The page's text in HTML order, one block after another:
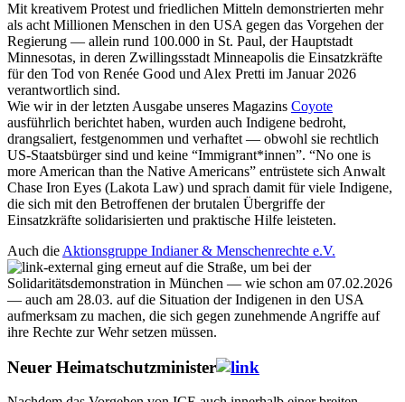
Mit kreativem Protest und friedlichen Mitteln demonstrierten mehr
als acht Millionen Menschen in den USA gegen das Vorgehen der
Regierung — allein rund 100.000 in St. Paul, der Hauptstadt
Minnesotas, in deren Zwillingsstadt Minneapolis die Einsatzkräfte
für den Tod von Renée Good und Alex Pretti im Januar 2026
verantwortlich sind.
Wie wir in der letzten Ausgabe unseres Magazins Coyote
ausführlich berichtet haben, wurden auch Indigene bedroht,
drangsaliert, festgenommen und verhaftet — obwohl sie rechtlich
US-Staatsbürger sind und keine “Immigrant*innen”. “No one is
more American than the Native Americans” entrüstete sich Anwalt
Chase Iron Eyes (Lakota Law) und sprach damit für viele Indigene,
die sich mit den Betroffenen der brutalen Übergriffe der
Einsatzkräfte solidarisierten und praktische Hilfe leisteten.
Auch die Aktionsgruppe Indianer & Menschenrechte e.V.
ging erneut auf die Straße, um bei der
Solidaritätsdemonstration in München — wie schon am 07.02.2026
— auch am 28.03. auf die Situation der Indigenen in den USA
aufmerksam zu machen, die sich gegen zunehmende Angriffe auf
ihre Rechte zur Wehr setzen müssen.
Neuer Heimatschutzminister